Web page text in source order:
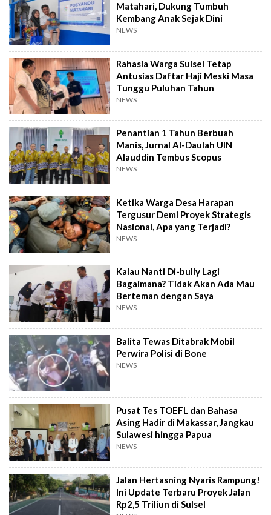
Matahari, Dukung Tumbuh
Kembang Anak Sejak Dini
NEWS
Rahasia Warga Sulsel Tetap
Antusias Daftar Haji Meski Masa
Tunggu Puluhan Tahun
NEWS
Penantian 1 Tahun Berbuah
Manis, Jurnal Al-Daulah UIN
Alauddin Tembus Scopus
NEWS
Ketika Warga Desa Harapan
Tergusur Demi Proyek Strategis
Nasional, Apa yang Terjadi?
NEWS
Kalau Nanti Di-bully Lagi
Bagaimana? Tidak Akan Ada Mau
Berteman dengan Saya
NEWS
Balita Tewas Ditabrak Mobil
Perwira Polisi di Bone
NEWS
Pusat Tes TOEFL dan Bahasa
Asing Hadir di Makassar, Jangkau
Sulawesi hingga Papua
NEWS
Jalan Hertasning Nyaris Rampung!
Ini Update Terbaru Proyek Jalan
Rp2,5 Triliun di Sulsel